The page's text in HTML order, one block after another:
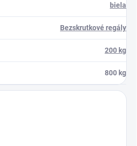
biela
Bezskrutkové regály
200 kg
800 kg